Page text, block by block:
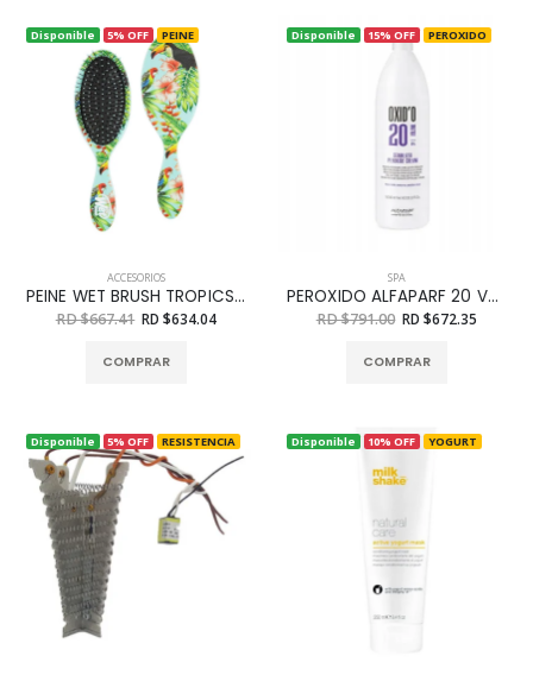
Disponible 5% OFF PEINE
ACCESORIOS
PEINE WET BRUSH TROPICS BIRDS OF PARADISE
RD $667.41 RD $634.04
COMPRAR
Disponible 15% OFF PEROXIDO
SPA
PEROXIDO ALFAPARF 20 VOL 1000ML
RD $791.00 RD $672.35
COMPRAR
Disponible 5% OFF RESISTENCIA Disponible 10% OFF YOGURT